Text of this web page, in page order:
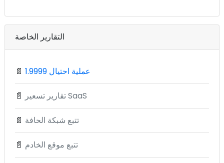
التقارير الخاصة
📄 1.9999 عملية احتيال
📄 تقارير تسعير SaaS
📄 تتبع شبكة الحافة
📄 تتبع موقع الخادم